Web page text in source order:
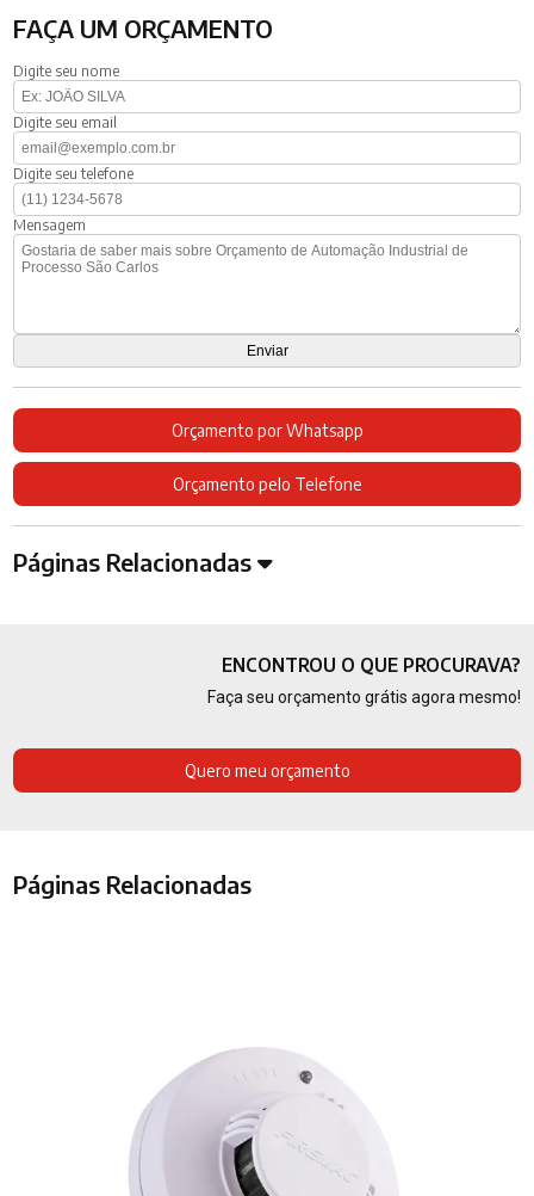
FAÇA UM ORÇAMENTO
Digite seu nome
Digite seu email
Digite seu telefone
Mensagem
Orçamento por Whatsapp
Orçamento pelo Telefone
Páginas Relacionadas
ENCONTROU O QUE PROCURAVA?
Faça seu orçamento grátis agora mesmo!
Quero meu orçamento
Páginas Relacionadas